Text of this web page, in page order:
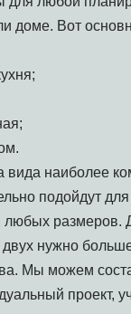
доме. Вот
вида наиболее
подойдут для
размеров.
нужно
Мы можем
проект,